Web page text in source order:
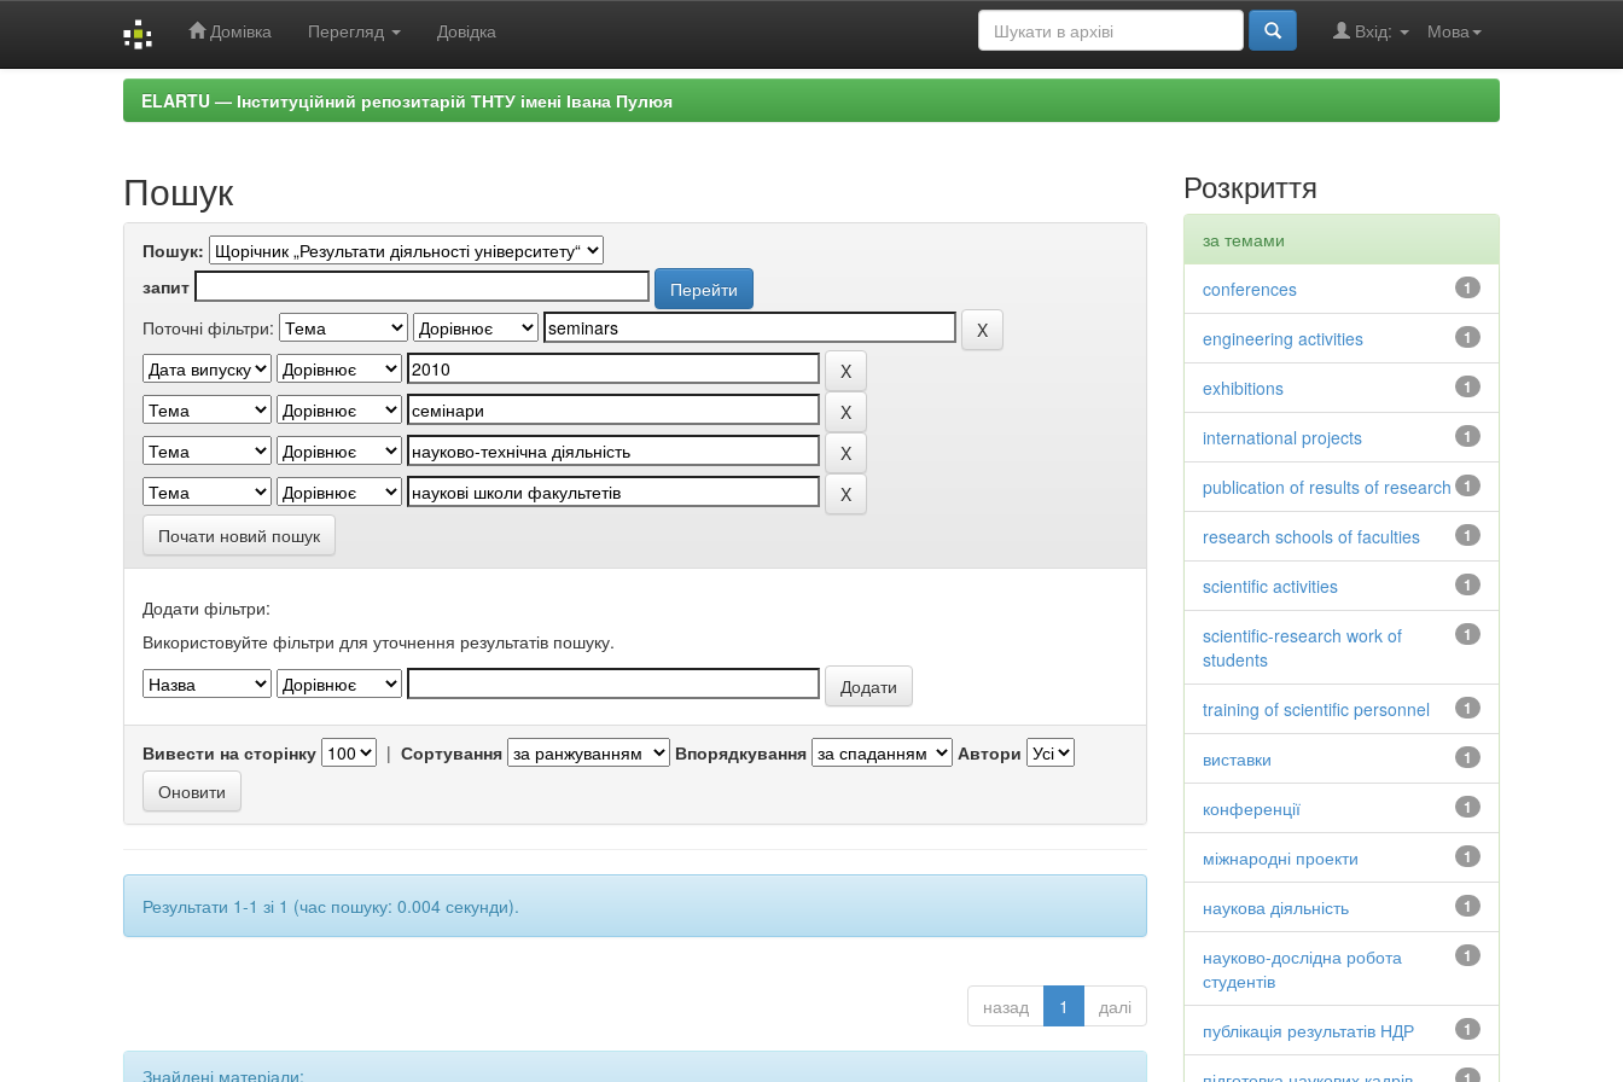
Домівка Перегляд Довідка Мова
Вхід:
ELARTU — Інституційний репозитарій ТНТУ імені Івана Пулюя
Пошук
Пошук:
запит
Поточні фільтри:
Почати новий пошук
Додати фільтри:
Використовуйте фільтри для уточнення результатів пошуку.
Вивести на сторінку | Сортування Впорядкування Автори
Результати 1-1 зі 1 (час пошуку: 0.004 секунди).
назад 1 далі
Знайдені матеріали:
Розкриття
за темами
1
conferences
1
engineering activities
1
exhibitions
1
international projects
1
publication of results of research
1
research schools of faculties
1
scientific activities
1
scientific-research work of
students
1
training of scientific personnel
1
виставки
1
конференції
1
міжнародні проекти
1
наукова діяльність
1
науково-дослідна робота
студентів
1
публікація результатів НДР